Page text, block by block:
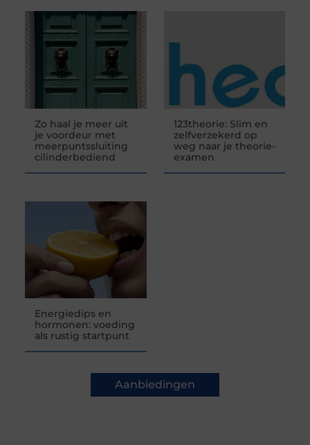
Zo haal je meer uit
je voordeur met
meerpuntssluiting
cilinderbediend
123theorie: Slim en
zelfverzekerd op
weg naar je theorie-
examen
Energiedips en
hormonen: voeding
als rustig startpunt
Aanbiedingen